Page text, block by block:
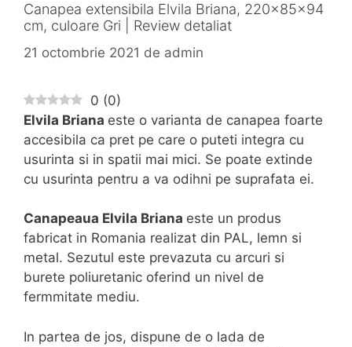
Canapea extensibila Elvila Briana, 220x85x94
cm, culoare Gri | Review detaliat
21 octombrie 2021 de admin
0 (0)
Elvila Briana este o varianta de canapea foarte
accesibila ca pret pe care o puteti integra cu
usurinta si in spatii mai mici. Se poate extinde
cu usurinta pentru a va odihni pe suprafata ei.
Canapeaua Elvila Briana este un produs
fabricat in Romania realizat din PAL, lemn si
metal. Sezutul este prevazuta cu arcuri si
burete poliuretanic oferind un nivel de
fermmitate mediu.
In partea de jos, dispune de o lada de